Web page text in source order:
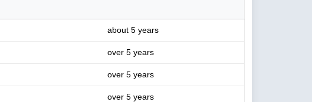
about 5 years
over 5 years
over 5 years
over 5 years